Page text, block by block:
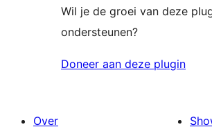
Wil je de groei van deze
ondersteunen?
Doneer aan deze plugin
Over